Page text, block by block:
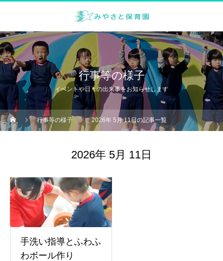
行事等の様子
イベントや日々の出来事をお知らせします
行事等の様子 2026年 5月 11日の記事一覧
2026年 5月 11日
手洗い指導とふわふ
わボール作り